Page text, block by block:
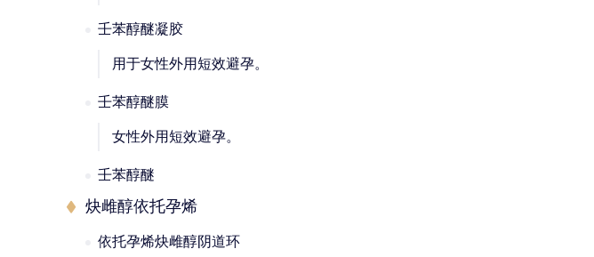
壬苯醇醚凝胶
用于女性外用短效避孕。
壬苯醇醚膜
女性外用短效避孕。
壬苯醇醚
炔雌醇依托孕烯
依托孕烯炔雌醇阴道环